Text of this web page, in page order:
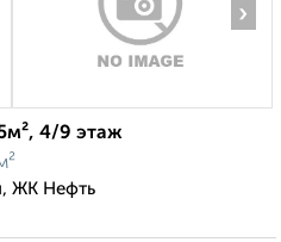
›
4/9 этаж
ЖК Нефть